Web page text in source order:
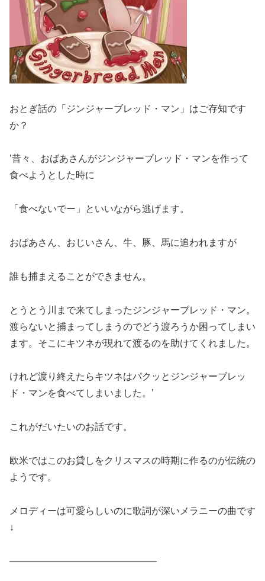
おとぎ話の「ジンジャーブレッド・マン」はご存知です
か？
’昔々、おばあさんがジンジャーブレッド・マンを作って
食べようとした時に
「食べないでー」といいながら逃げます。
おばあさん、おじいさん、牛、豚、馬に追われますが
誰も捕まえることができません。
とうとう川まで来てしまったジンジャーブレッド・マン。
渡らないと捕まってしまうのでどう渡ろうか困ってしまい
ます。そこにキツネが現れて渡るのを助けてくれました。
けれど渡り終えたらキツネはパクッとジンジャーブレッ
ド・マンを食べてしまいました。’
これがだいたいのお話です。
欧米ではこのお貸しをクリスマスの時期に作るのが伝統の
ようです。
メロディーは可愛らしいのに歌詞が深いメラニーの曲です
↓
———————————————–